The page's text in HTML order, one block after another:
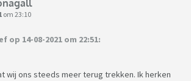
om 23:10
op 14-08-2021 om 22:51:
wij ons steeds meer terug trekken. Ik herken